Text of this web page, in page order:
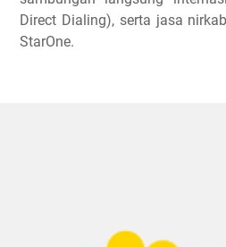
Direct Dialing), serta jasa
StarOne.